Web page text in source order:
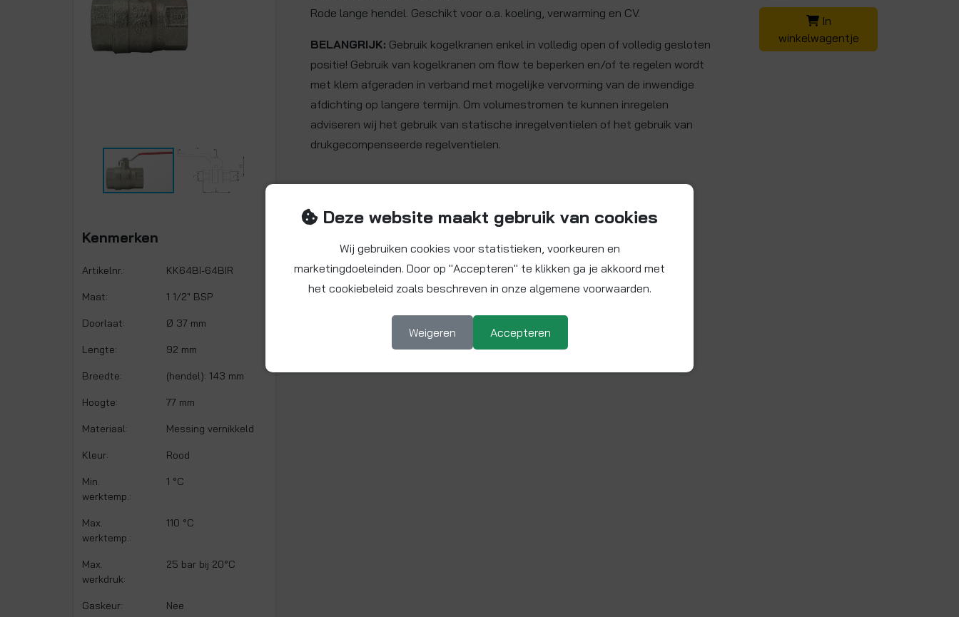
Kenmerken
Artikelnr.: KK64BI-64BIR
Maat: 1 1/2" BSP
Doorlaat: Ø 37 mm
Lengte: 92 mm
Breedte: (hendel): 143 mm
Hoogte: 77 mm
Materiaal: Messing vernikkeld
Kleur: Rood
Min.
werktemp.:
1 °C
Max.
werktemp.:
110 °C
Max.
werkdruk:
25 bar bij 20°C
Gaskeur: Nee
Rode lange hendel. Geschikt voor o.a. koeling, verwarming en CV.
BELANGRIJK: Gebruik kogelkranen enkel in volledig open of volledig gesloten
positie! Gebruik van kogelkranen om flow te beperken en/of te regelen wordt
met klem afgeraden in verband met mogelijke vervorming van de inwendige
afdichting op langere termijn. Om volumestromen te kunnen inregelen
adviseren wij het gebruik van statische inregelventielen of het gebruik van
drukgecompenseerde regelventielen.
In
winkelwagentje
Deze website maakt gebruik van cookies
Wij gebruiken cookies voor statistieken, voorkeuren en
marketingdoeleinden. Door op "Accepteren" te klikken ga je akkoord met
het cookiebeleid zoals beschreven in onze algemene voorwaarden.
Weigeren Accepteren